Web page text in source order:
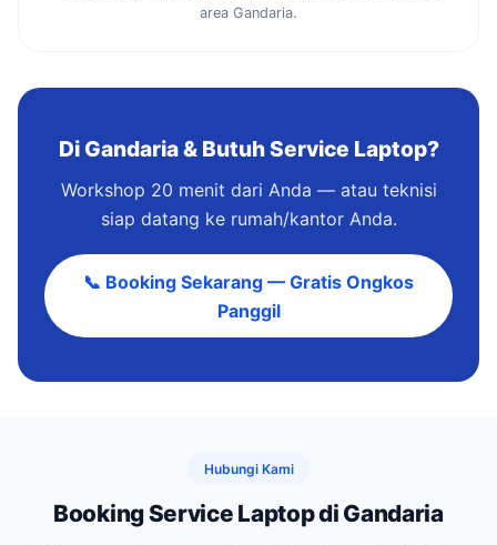
area Gandaria.
Di Gandaria & Butuh Service Laptop?
Workshop 20 menit dari Anda — atau teknisi
siap datang ke rumah/kantor Anda.
📞 Booking Sekarang — Gratis Ongkos
Panggil
Hubungi Kami
Booking Service Laptop di Gandaria